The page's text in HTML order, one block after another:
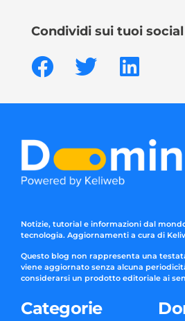
Condividi sui tuoi social
Notizie, tutorial e informazioni dal
tecnologia. Aggiornamenti a cura di
Questo blog non rappresenta una
viene aggiornato senza alcuna
considerarsi un prodotto editoriale ai
Categorie